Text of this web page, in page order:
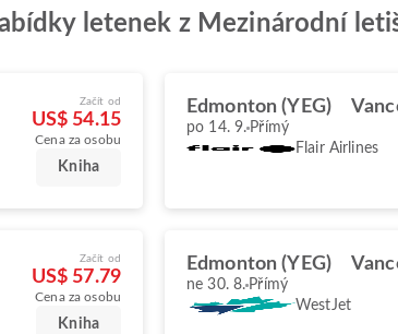
letenek z Mezinárodní
Začít od
US$ 54.15
Cena za osobu
Kniha
Edmonton (YEG)
po 14. 9. Přímý
Flair Airlines
Začít od
US$ 57.79
Cena za osobu
Kniha
Edmonton (YEG)
ne 30. 8. Přímý
WestJet